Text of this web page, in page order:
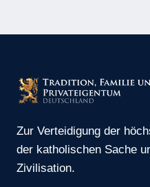
Zur Verteidigung der
der katholischen Sache
Zivilisation.